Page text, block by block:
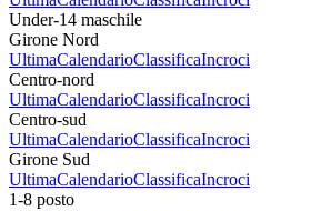
Under-14 maschile
Girone Nord
UltimaCalendarioClassificaIncroci
Centro-nord
UltimaCalendarioClassificaIncroci
Centro-sud
UltimaCalendarioClassificaIncroci
Girone Sud
UltimaCalendarioClassificaIncroci
1-8 posto